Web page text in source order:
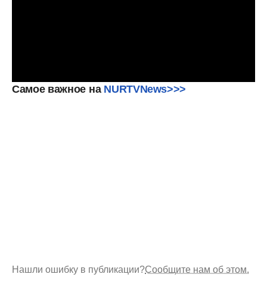
Самое важное на NURTVNews>>>
Нашли ошибку в публикации?Сообщите нам об этом.